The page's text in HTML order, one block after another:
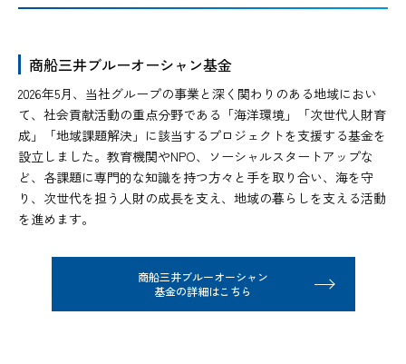
商船三井ブルーオーシャン基金
2026年5月、当社グループの事業と深く関わりのある地域におい
て、社会貢献活動の重点分野である「海洋環境」「次世代人財育
成」「地域課題解決」に該当するプロジェクトを支援する基金を
設立しました。 教育機関やNPO、ソーシャルスタートアップな
ど、各課題に専門的な知識を持つ方々と手を取り合い、海を守
り、次世代を担う人財の成長を支え、地域の暮らしを支える活動
を進めます。
商船三井ブルーオーシャン
基金の詳細はこちら